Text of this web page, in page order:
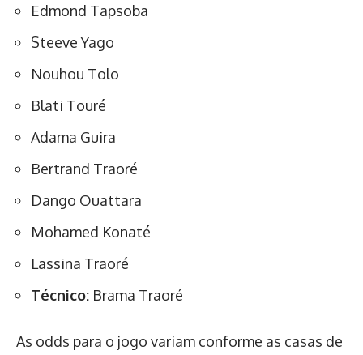
Edmond Tapsoba
Steeve Yago
Nouhou Tolo
Blati Touré
Adama Guira
Bertrand Traoré
Dango Ouattara
Mohamed Konaté
Lassina Traoré
Técnico: Brama Traoré
As odds para o jogo variam conforme as casas de